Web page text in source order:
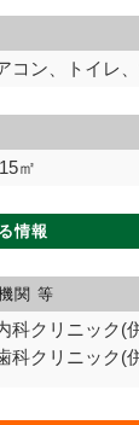
コン、トイレ
㎡
情報
関 等
科クリニック(
科クリニック(